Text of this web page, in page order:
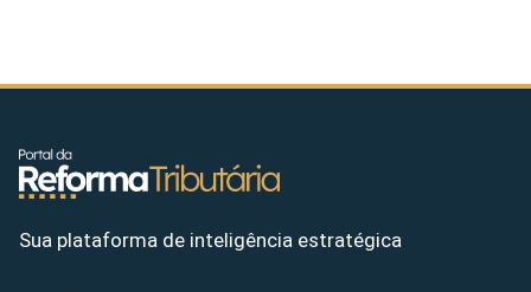
Sua plataforma de inteligência estratégica